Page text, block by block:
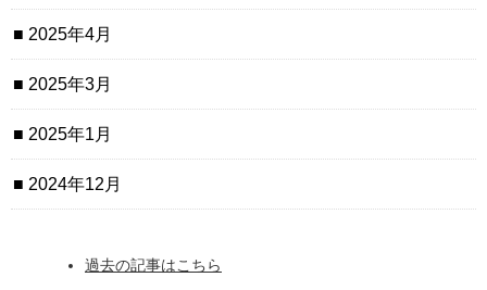
2025年4月
2025年3月
2025年1月
2024年12月
過去の記事はこちら